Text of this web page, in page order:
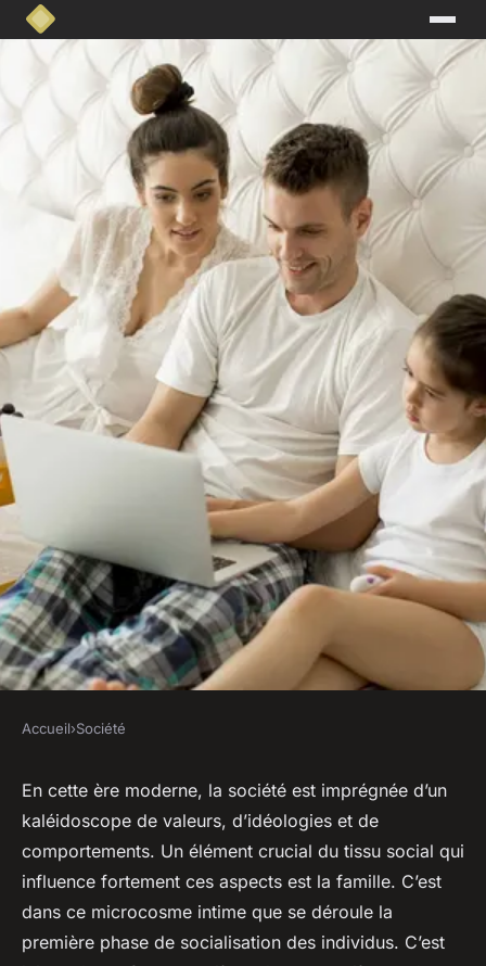
l'influence des valeurs
familiales sur la société
contemporaine
sébastien•6 novembre 2023•7 min de lecture
Accueil›Société
En cette ère moderne, la société est imprégnée d’un
kaléidoscope de valeurs, d’idéologies et de
comportements. Un élément crucial du tissu social qui
influence fortement ces aspects est la famille. C’est
dans ce microcosme intime que se déroule la
première phase de socialisation des individus. C’est